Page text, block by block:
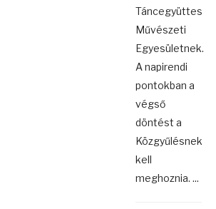
Táncegyüttes
Művészeti
Egyesületnek.
A napirendi
pontokban a
végső
döntést a
Közgyűlésnek
kell
meghoznia. ...